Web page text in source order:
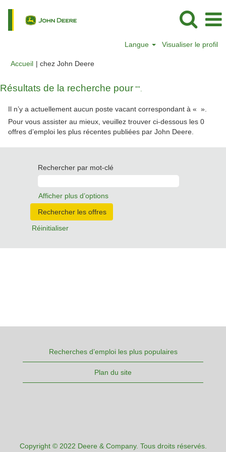
Langue Visualiser le profil
Accueil | chez John Deere(page
Résultats de la recherche pour "".
Il n’y a actuellement aucun poste vacant correspondant à « ».
Pour vous assister au mieux, veuillez trouver ci-dessous les 0
offres d’emploi les plus récentes publiées par John Deere.
Rechercher par mot-clé
Afficher plus d’options
Réinitialiser
Recherches d’emploi les plus populaires
Plan du site
Copyright © 2022 Deere & Company. Tous droits réservés.